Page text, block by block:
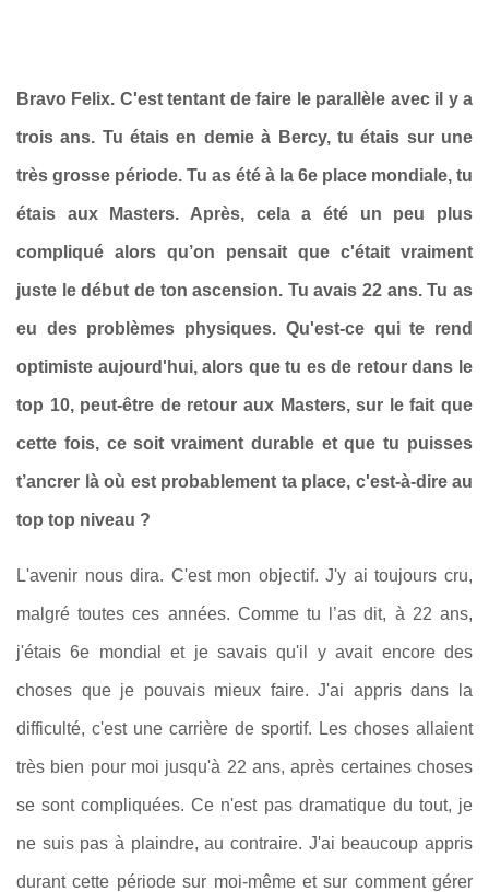
Bravo Felix. C'est tentant de faire le parallèle avec il y a
trois ans. Tu étais en demie à Bercy, tu étais sur une
très grosse période. Tu as été à la 6e place mondiale, tu
étais aux Masters. Après, cela a été un peu plus
compliqué alors qu’on pensait que c'était vraiment
juste le début de ton ascension. Tu avais 22 ans. Tu as
eu des problèmes physiques. Qu'est-ce qui te rend
optimiste aujourd'hui, alors que tu es de retour dans le
top 10, peut-être de retour aux Masters, sur le fait que
cette fois, ce soit vraiment durable et que tu puisses
t’ancrer là où est probablement ta place, c'est-à-dire au
top top niveau ?
L'avenir nous dira. C'est mon objectif. J'y ai toujours cru,
malgré toutes ces années. Comme tu l’as dit, à 22 ans,
j'étais 6e mondial et je savais qu'il y avait encore des
choses que je pouvais mieux faire. J'ai appris dans la
difficulté, c'est une carrière de sportif. Les choses allaient
très bien pour moi jusqu'à 22 ans, après certaines choses
se sont compliquées. Ce n'est pas dramatique du tout, je
ne suis pas à plaindre, au contraire. J'ai beaucoup appris
durant cette période sur moi-même et sur comment gérer